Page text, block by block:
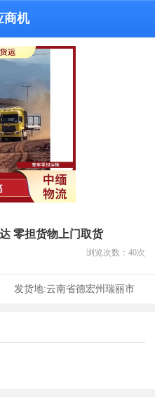
商机
零担货物上门取货
浏览次数： 40次
发货地:云南省德宏州瑞丽市